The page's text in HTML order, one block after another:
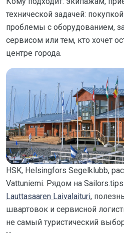
технической задачей:
проблемы с оборудованием,
сервисом или тем, кто хочет
центре города.
HSK, Helsingfors Segelklubb,
Vattuniemi. Рядом на
Lauttasaaren Laivalaituri,
швартовок и сервисной
не самый туристический